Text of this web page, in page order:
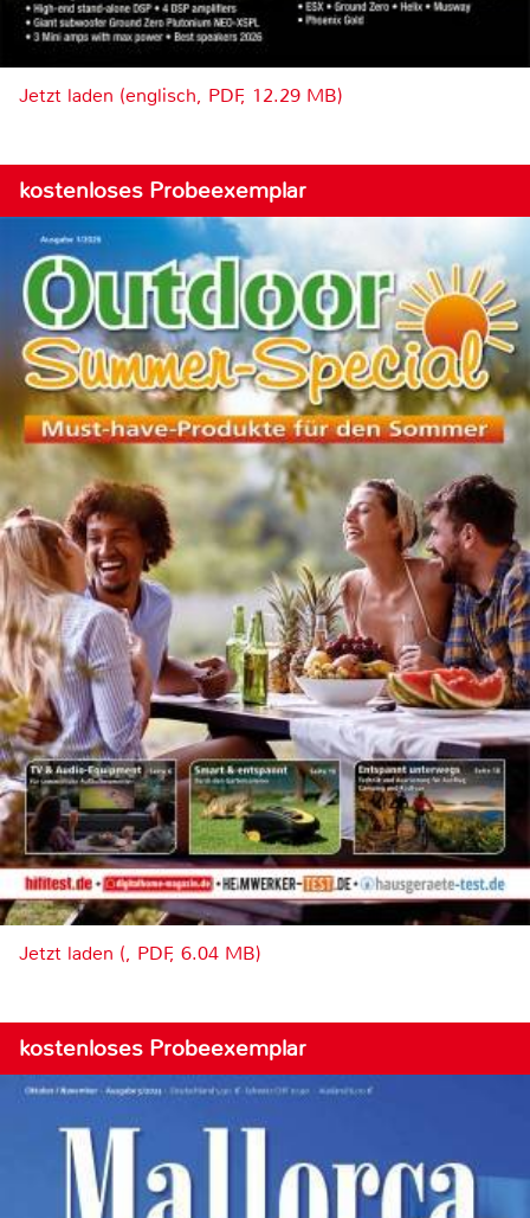
Jetzt laden (englisch, PDF, 12.29 MB)
kostenloses Probeexemplar
Jetzt laden (, PDF, 6.04 MB)
kostenloses Probeexemplar